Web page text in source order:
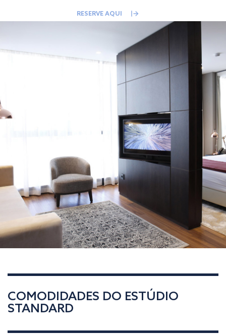
RESERVE AQUI
COMODIDADES DO ESTÚDIO
STANDARD